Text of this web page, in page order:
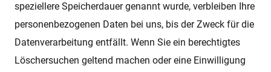
speziellere Speicherdauer genannt wurde, verbleiben Ihre
personenbezogenen Daten bei uns, bis der Zweck für die
Datenverarbeitung entfällt. Wenn Sie ein berechtigtes
Löschersuchen geltend machen oder eine Einwilligung